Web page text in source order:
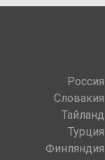
Россия
Словакия
Тайланд
Турция
Финляндия